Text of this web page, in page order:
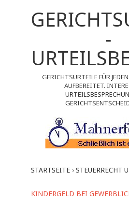
-
GERICHTSURTEILE FÜR
AUFBEREITET.
STARTSEITE › STEUERRECHT
KINDERGELD BEI